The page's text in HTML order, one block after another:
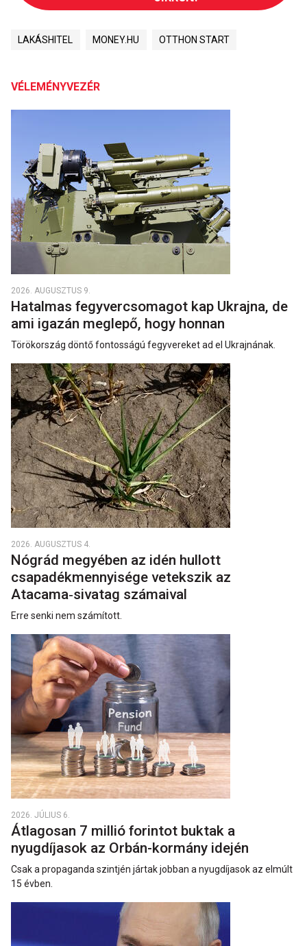
LAKÁSHITEL MONEY.HU OTTHON START
VÉLEMÉNYVEZÉR
2026. AUGUSZTUS 9.
Hatalmas fegyvercsomagot kap Ukrajna, de
ami igazán meglepő, hogy honnan
Törökország döntő fontosságú fegyvereket ad el Ukrajnának.
2026. AUGUSZTUS 4.
Nógrád megyében az idén hullott
csapadékmennyisége vetekszik az
Atacama‑sivatag számaival
Erre senki nem számított.
2026. JÚLIUS 6.
Átlagosan 7 millió forintot buktak a
nyugdíjasok az Orbán-kormány idején
Csak a propaganda szintjén jártak jobban a nyugdíjasok az elmúlt
15 évben.